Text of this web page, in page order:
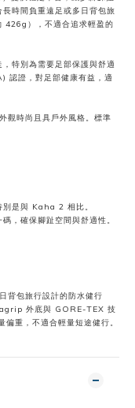
時間負重遠足或多日背包旅
426g），不適合追求輕盈的
特別為需要足部保護與舒適
認證，對足部健康有益，適
時尚且具戶外風格。標準
別是與 Kaha 2 相比。
，確保腳趾空間與舒適性。
包旅行設計的防水健行
外底與 GORE-TEX 技
重，不適合輕量短途健行。